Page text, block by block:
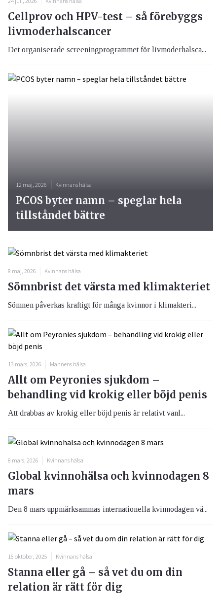
Cellprov och HPV-test – så förebyggs
livmoderhalscancer
Det organiserade screeningprogrammet för livmoderhalsca...
12 maj, 2026 Kvinnans hälsa
PCOS byter namn – speglar hela
tillståndet bättre
8 maj, 2026 Kvinnans hälsa
Sömnbrist det värsta med klimakteriet
Sömnen påverkas kraftigt för många kvinnor i klimakteri...
13 mars, 2026 Mannens hälsa
Allt om Peyronies sjukdom –
behandling vid krokig eller böjd penis
Att drabbas av krokig eller böjd penis är relativt vanl...
8 mars, 2026 Kvinnans hälsa
Global kvinnohälsa och kvinnodagen 8
mars
Den 8 mars uppmärksammas internationella kvinnodagen vä...
16 oktober, 2025 Kvinnans hälsa
Stanna eller gå – så vet du om din
relation är rätt för dig